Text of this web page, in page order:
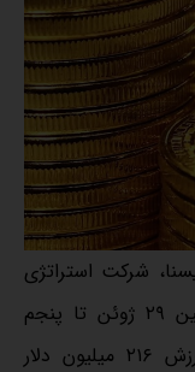
شرکت استراتژی
(Strategy) روز دوشنبه اعلام کرد که بین ۲۹ ژوئن تا پنجم
جولای، حدود ۳۵۸۸ بیت‌کوین را به ارزش ۲۱۶ میلیون دلار